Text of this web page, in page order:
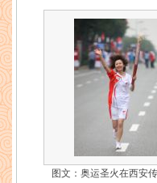
图文：奥运圣火在西安